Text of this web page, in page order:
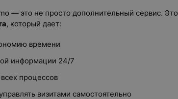
— это не просто дополнительный сервис. Это
, который дает:
времени
информации 24/7
процессов
визитами самостоятельно